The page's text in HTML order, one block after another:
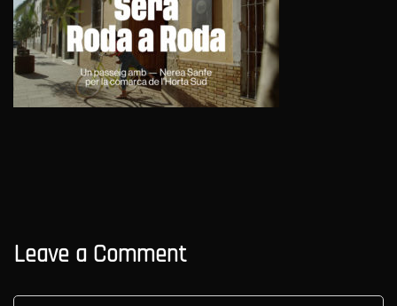
Leave a Comment